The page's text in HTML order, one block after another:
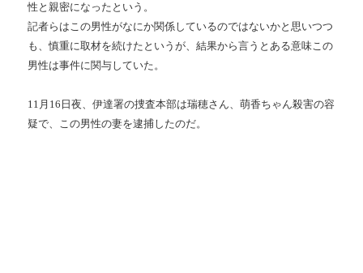
性と親密になったという。
記者らはこの男性がなにか関係しているのではないかと思いつつ
も、慎重に取材を続けたというが、結果から言うとある意味この
男性は事件に関与していた。
11月16日夜、伊達署の捜査本部は瑞穂さん、萌香ちゃん殺害の容
疑で、この男性の妻を逮捕したのだ。